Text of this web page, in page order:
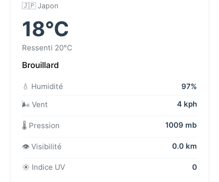
🇯🇵 Japon
18°C
Ressenti 20°C
Brouillard
💧 Humidité
97%
🌬️ Vent
4 kph
🌡️ Pression 1009 mb
👁️ Visibilité 0.0 km
☀️ Indice UV 0